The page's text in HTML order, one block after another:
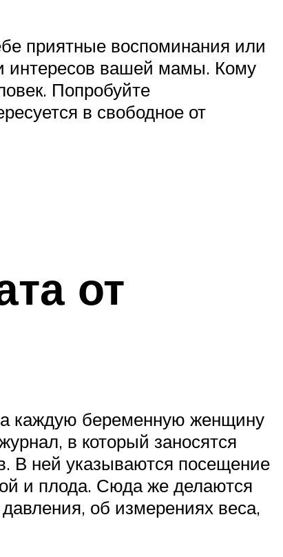
приятные воспоминания или
интересов вашей мамы. Кому
Попробуйте
в свободное от
от
каждую беременную женщину
в который заносятся
В ней указываются посещение
и плода. Сюда же делаются
об измерениях веса,